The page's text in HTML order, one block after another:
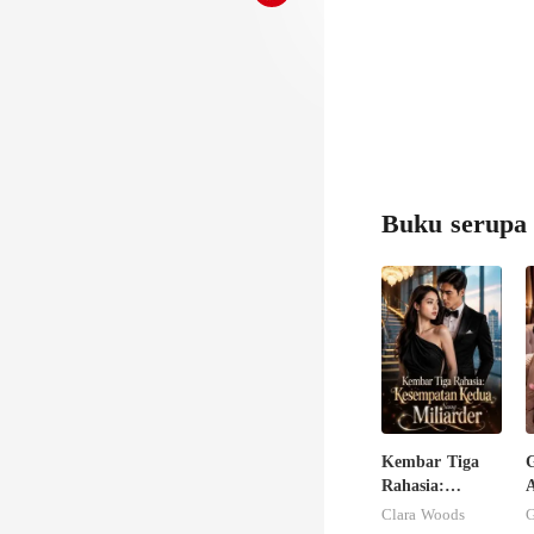
Buku serupa
Kembar Tiga
Rahasia:
Kesempatan
Clara Woods